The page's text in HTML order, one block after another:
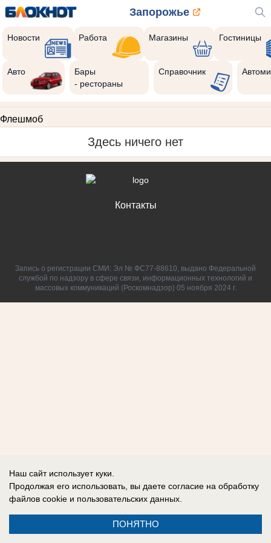
Запорожье
Новости Работа Магазины Гостиницы
Авто
Бары
- рестораны
Справочник
Флешмоб
Здесь ничего нет
Контакты
Запись о регистрации СМИ: Эл № ФС77-88610, выдано Федеральной
службой по надзору в сфере связи, информационных технологий и
массовых коммуникаций (Роскомнадзор) 05 ноября 2024 г.
Наш сайт использует куки.
Продолжая его использовать, вы даете согласие на обработку
файлов cookie и пользовательских данных.
ПОНЯТНО